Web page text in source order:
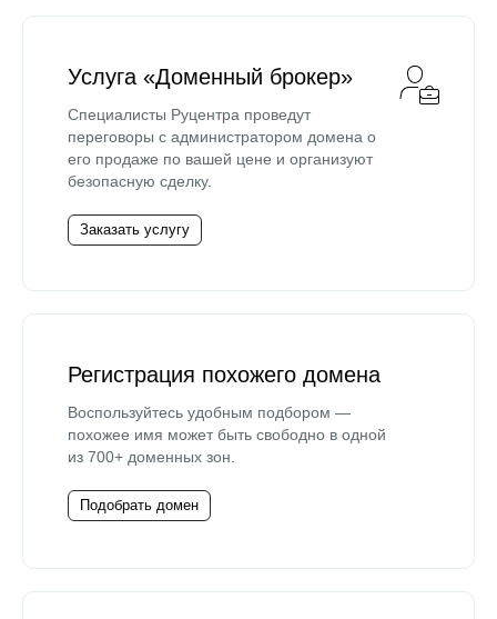
Услуга «Доменный брокер»
Специалисты Руцентра проведут
переговоры с администратором домена о
его продаже по вашей цене и организуют
безопасную сделку.
Заказать услугу
Регистрация похожего домена
Воспользуйтесь удобным подбором —
похожее имя может быть свободно в одной
из 700+ доменных зон.
Подобрать домен